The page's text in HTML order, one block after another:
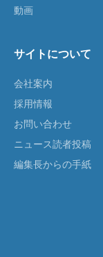
動画
サイトについて
会社案内
採用情報
お問い合わせ
ニュース読者投稿
編集長からの手紙